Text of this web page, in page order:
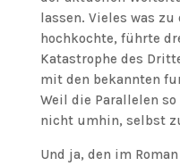
lassen. Vieles was
hochkochte, führte
Katastrophe des
mit den bekannten
Weil die Parallelen
nicht umhin, selbst
Und ja, den im